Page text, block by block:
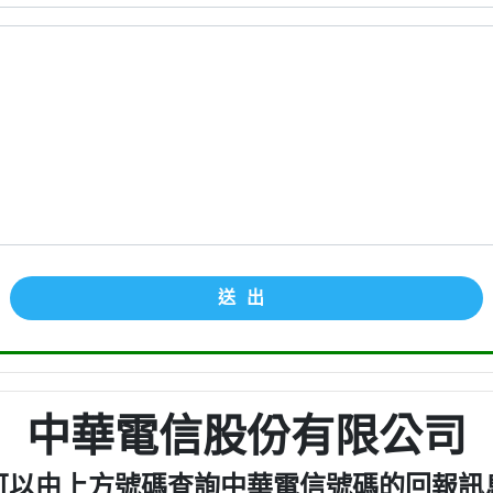
送出
中華電信股份有限公司
以由上方號碼查詢中華電信號碼的回報訊